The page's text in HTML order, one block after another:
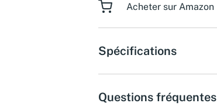
Acheter sur Amazon
Spécifications
Questions fréquentes